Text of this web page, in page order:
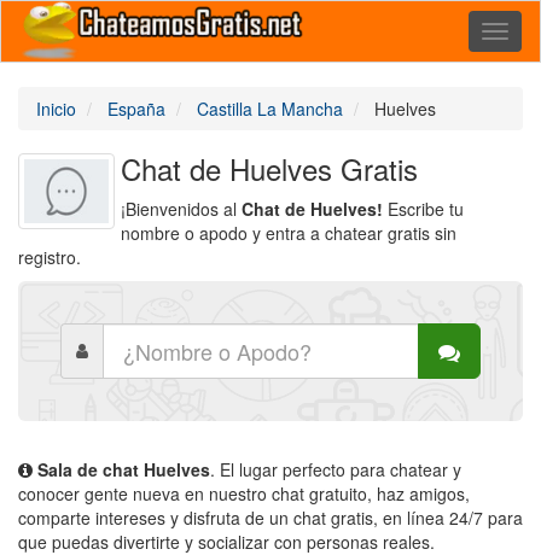
Inicio España Castilla La Mancha Huelves
Chat de Huelves Gratis
¡Bienvenidos al Chat de Huelves! Escribe tu
nombre o apodo y entra a chatear gratis sin
registro.
Sala de chat Huelves. El lugar perfecto para chatear y
conocer gente nueva en nuestro chat gratuito, haz amigos,
comparte intereses y disfruta de un chat gratis, en línea 24/7 para
que puedas divertirte y socializar con personas reales.